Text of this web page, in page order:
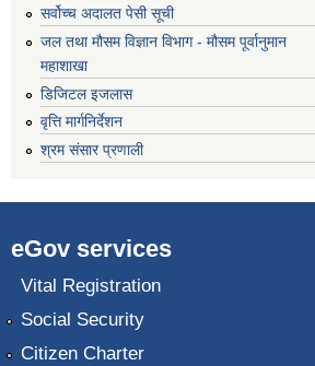
सर्वोच्च अदालत पेसी सूची
जल तथा मौसम विज्ञान विभाग - मौसम पूर्वानुमान
महाशाखा
डिजिटल इजलास
वृत्ति मार्गनिर्देशन
श्रम संसार प्रणाली
eGov services
Vital Registration
Social Security
Citizen Charter